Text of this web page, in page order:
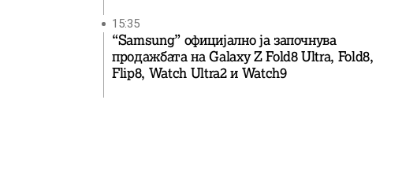
15:35
“Samsung” официјално ја започнува
продажбата на Galaxy Z Fold8 Ultra, Fold8,
Flip8, Watch Ultra2 и Watch9